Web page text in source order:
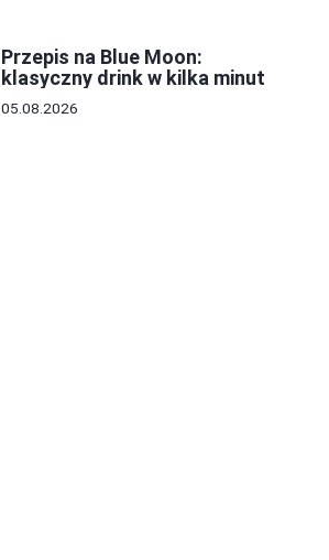
Przepis na Blue Moon:
klasyczny drink w kilka minut
05.08.2026